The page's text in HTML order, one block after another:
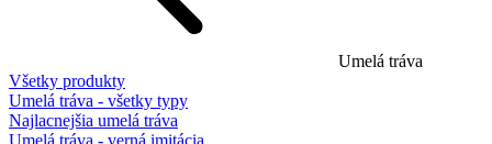
Umelá tráva
Všetky produkty
Umelá tráva - všetky typy
Najlacnejšia umelá tráva
Umelá tráva - verná imitácia